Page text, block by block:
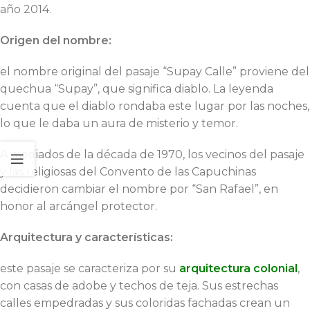
año 2014.
Origen del nombre:
el nombre original del pasaje “Supay Calle” proviene del
quechua “Supay”, que significa diablo. La leyenda
cuenta que el diablo rondaba este lugar por las noches,
lo que le daba un aura de misterio y temor.
A mediados de la década de 1970, los vecinos del pasaje
y las religiosas del Convento de las Capuchinas
decidieron cambiar el nombre por “San Rafael”, en
honor al arcángel protector.
Arquitectura y características:
este pasaje se caracteriza por su arquitectura colonial ,
con casas de adobe y techos de teja. Sus estrechas
calles empedradas y sus coloridas fachadas crean un